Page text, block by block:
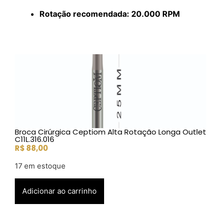
Rotação recomendada: 20.000 RPM
Broca Cirúrgica Ceptiom Alta Rotação Longa Outlet
C11L.316.016
R$ 88,00
17 em estoque
Adicionar ao carrinho